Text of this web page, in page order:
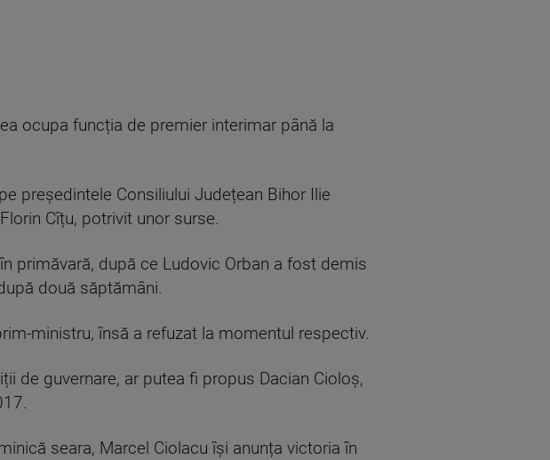
ocupa funcția de premier interimar până la
președintele Consiliului Județean Bihor Ilie
Cîțu, potrivit unor surse.
primăvară, după ce Ludovic Orban a fost demis
două săptămâni.
ministru, însă a refuzat la momentul respectiv.
de guvernare, ar putea fi propus Dacian Cioloș,
seara, Marcel Ciolacu își anunța victoria în